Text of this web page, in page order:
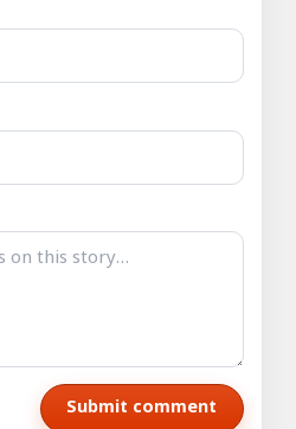
Submit comment